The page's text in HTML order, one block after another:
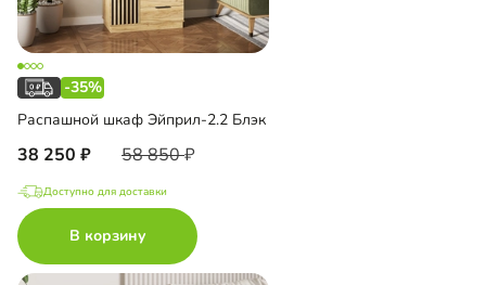
-35%
Распашной шкаф Эйприл-2.2 Блэк
38 250 58 850
Доступно для доставки
В корзину